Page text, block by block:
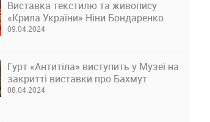
Виставка текстилю та живопису
«Крила України» Ніни Бондаренко
09.04.2024
Гурт «Антитіла» виступить у Музеї на
закритті виставки про Бахмут
08.04.2024